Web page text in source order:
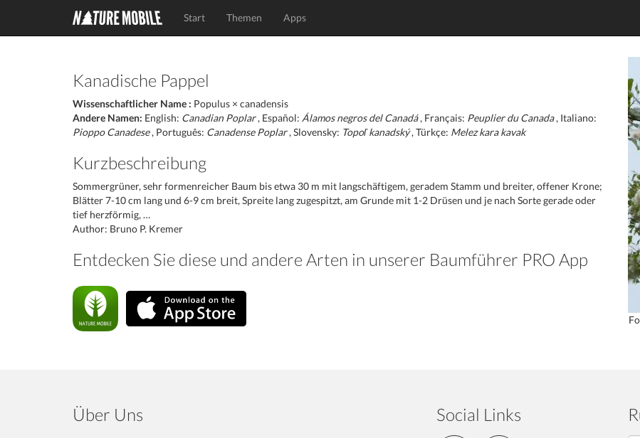
Start Themen Apps
Kanadische Pappel
Wissenschaftlicher Name : Populus × canadensis
Andere Namen: English: Canadian Poplar, Español: Álamos negros del Canadá, Français: Peuplier du Canada, Italiano:
Pioppo Canadese, Português: Canadense Poplar, Slovensky: Topoľ kanadský, Türkçe: Melez kara kavak
Kurzbeschreibung
Sommergrüner, sehr formenreicher Baum bis etwa 30 m mit langschäftigem, geradem Stamm und breiter, offener Krone;
Blätter 7-10 cm lang und 6-9 cm breit, Spreite lang zugespitzt, am Grunde mit 1-2 Drüsen und je nach Sorte gerade oder
tief herzförmig, …
Author: Bruno P. Kremer
Entdecken Sie diese und andere Arten in unserer Baumführer PRO App
Über Uns Social Links